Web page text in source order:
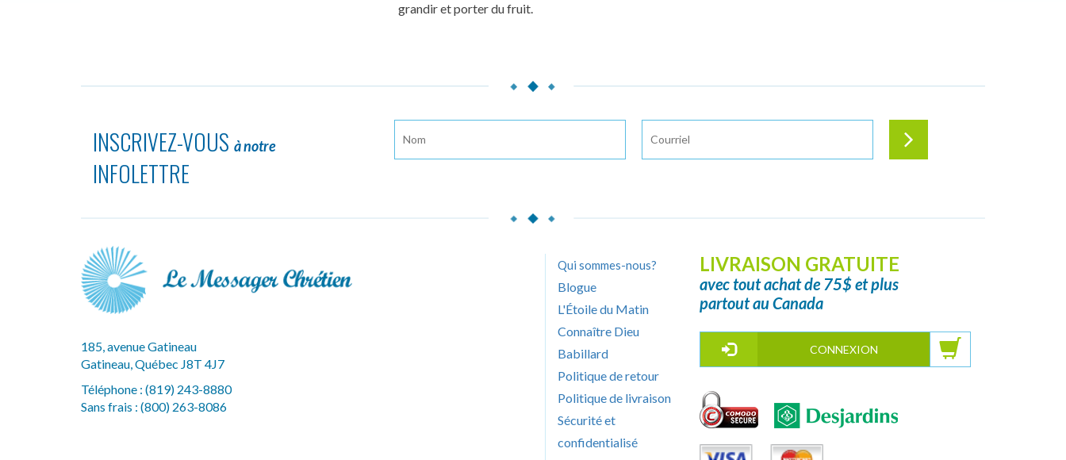
grandir et porter du fruit.
INSCRIVEZ-VOUS à notre
INFOLETTRE
185, avenue Gatineau
Gatineau, Québec J8T 4J7
Téléphone : (819) 243-8880
Sans frais : (800) 263-8086
Qui sommes-nous?
Blogue
L'Étoile du Matin
Connaître Dieu
Babillard
Politique de retour
Politique de livraison
Sécurité et
confidentialisé
LIVRAISON GRATUITE
avec tout achat de 75$ et plus
partout au Canada
CONNEXION